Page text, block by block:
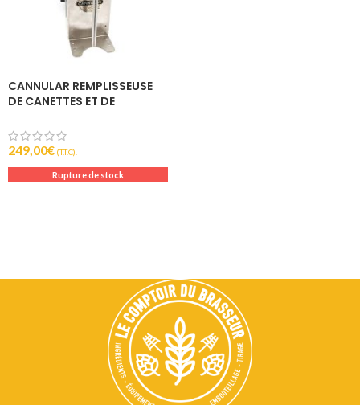
CANNULAR REMPLISSEUSE
DE CANETTES ET DE
249,00€ (T.T.C).
Rupture de stock